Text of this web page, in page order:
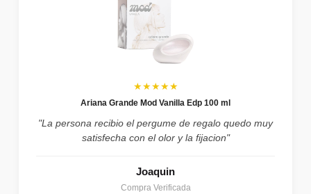
★★★★★
Ariana Grande Mod Vanilla Edp 100 ml
"La persona recibio el pergume de regalo quedo muy
satisfecha con el olor y la fijacion"
Joaquin
Compra Verificada